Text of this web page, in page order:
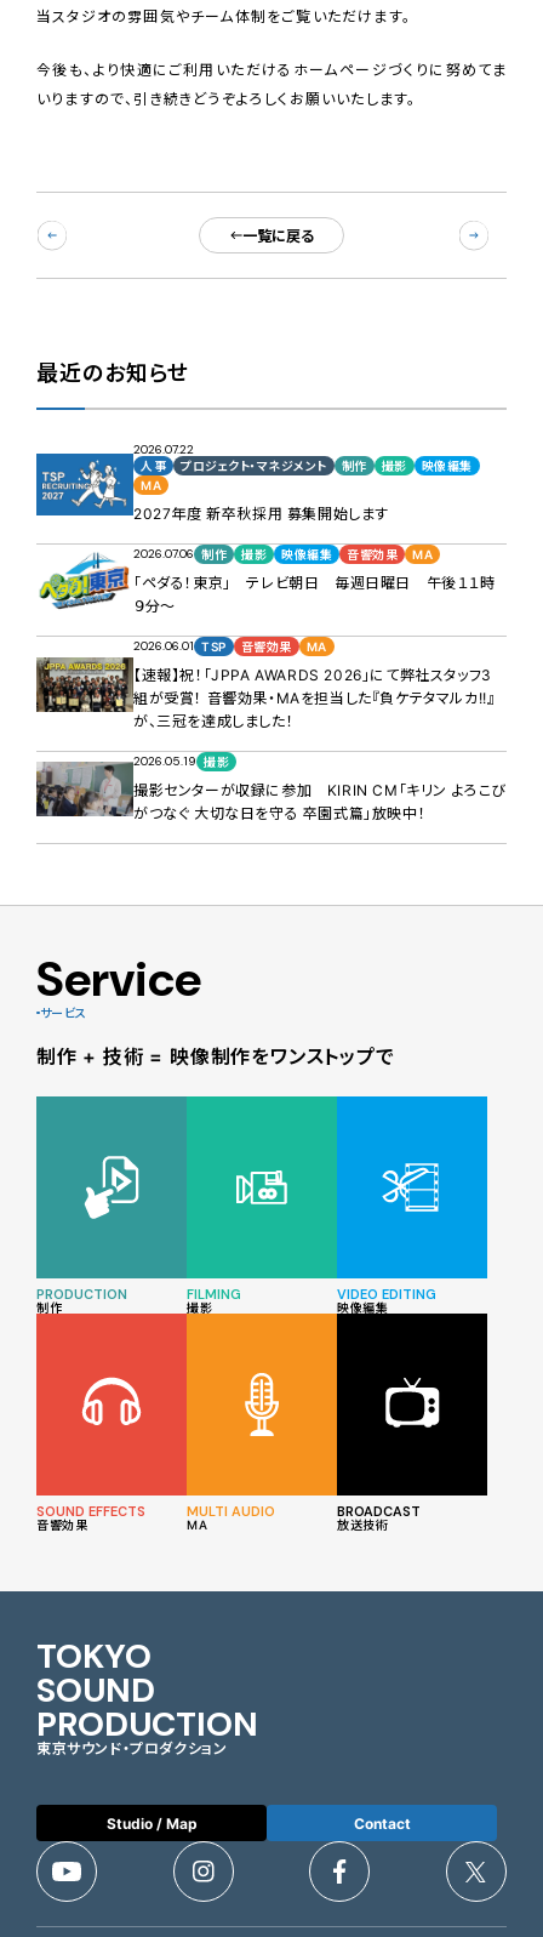
当スタジオの雰囲気やチーム体制をご覧いただけます。
今後も、より快適にご利用いただけるホームページづくりに努めてま
いりますので、引き続きどうぞよろしくお願いいたします。
一覧に戻る
最近のお知らせ
2026.07.22
人事 プロジェクト・マネジメント 制作 撮影
映像編集
MA
2027年度 新卒秋採用 募集開始します
2026.07.06 制作 撮影 映像編集 音響効果 MA
「ペダる！東京」 テレビ朝日 毎週日曜日 午後１１時
９分～
2026.06.01 TSP 音響効果 MA
【速報】祝！「JPPA AWARDS 2026」にて弊社スタッフ3
組が受賞！ 音響効果・MAを担当した『負ケテタマルカ!!』
が、三冠を達成しました！
2026.05.19 撮影
撮影センターが収録に参加 KIRIN CM「キリン よろこび
がつなぐ 大切な日を守る 卒園式篇」放映中！
Service
サービス
制作 + 技術 = 映像制作をワンストップで
PRODUCTION
制作
FILMING
撮影
VIDEO EDITING
映像編集
SOUND EFFECTS
音響効果
MULTI AUDIO
MA
BROADCAST
放送技術
TOKYO
SOUND
PRODUCTION
東京サウンド・プロダクション
Studio / Map Contact